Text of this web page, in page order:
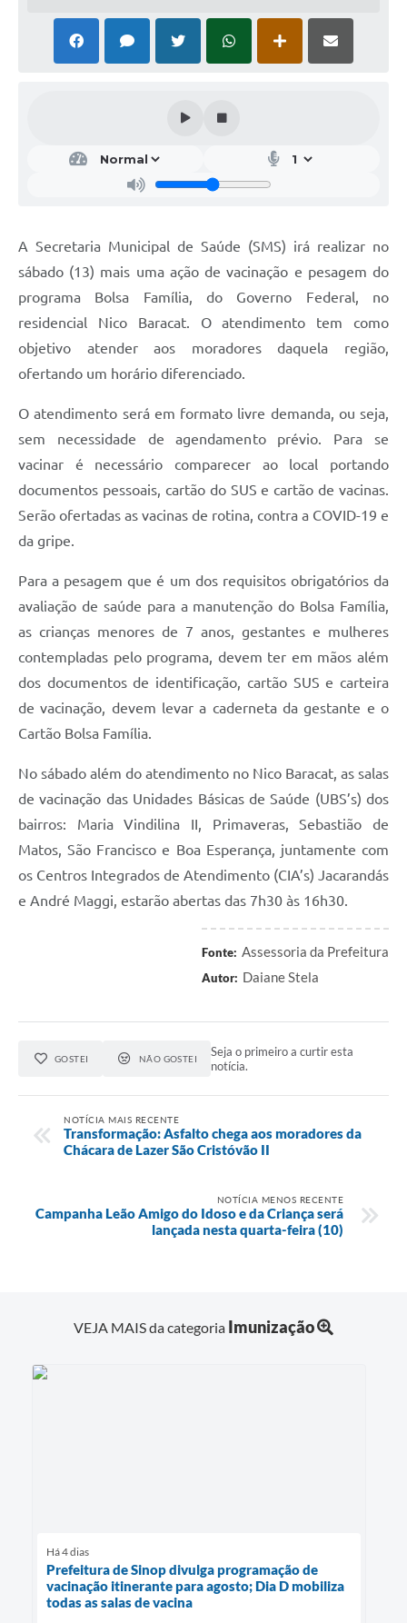
A Secretaria Municipal de Saúde (SMS) irá realizar no
sábado (13) mais uma ação de vacinação e pesagem do
programa Bolsa Família, do Governo Federal, no
residencial Nico Baracat. O atendimento tem como
objetivo atender aos moradores daquela região,
ofertando um horário diferenciado.
O atendimento será em formato livre demanda, ou seja,
sem necessidade de agendamento prévio. Para se
vacinar é necessário comparecer ao local portando
documentos pessoais, cartão do SUS e cartão de vacinas.
Serão ofertadas as vacinas de rotina, contra a COVID-19 e
da gripe.
Para a pesagem que é um dos requisitos obrigatórios da
avaliação de saúde para a manutenção do Bolsa Família,
as crianças menores de 7 anos, gestantes e mulheres
contempladas pelo programa, devem ter em mãos além
dos documentos de identificação, cartão SUS e carteira
de vacinação, devem levar a caderneta da gestante e o
Cartão Bolsa Família.
No sábado além do atendimento no Nico Baracat, as salas
de vacinação das Unidades Básicas de Saúde (UBS’s) dos
bairros: Maria Vindilina II, Primaveras, Sebastião de
Matos, São Francisco e Boa Esperança, juntamente com
os Centros Integrados de Atendimento (CIA’s) Jacarandás
e André Maggi, estarão abertas das 7h30 às 16h30.
Fonte: Assessoria da Prefeitura
Autor: Daiane Stela
GOSTEI NÃO GOSTEI
Seja o primeiro a curtir esta
notícia.
NOTÍCIA MAIS RECENTE
Transformação: Asfalto chega aos moradores da
Chácara de Lazer São Cristóvão II
NOTÍCIA MENOS RECENTE
Campanha Leão Amigo do Idoso e da Criança será
lançada nesta quarta-feira (10)
VEJA MAIS da categoria Imunização
Há 4 dias
Prefeitura de Sinop divulga programação de
vacinação itinerante para agosto; Dia D mobiliza
todas as salas de vacina